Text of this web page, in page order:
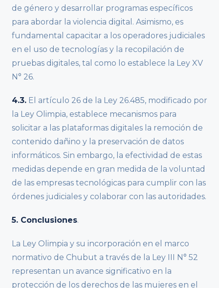
de género y desarrollar programas específicos
para abordar la violencia digital. Asimismo, es
fundamental capacitar a los operadores judiciales
en el uso de tecnologías y la recopilación de
pruebas digitales, tal como lo establece la Ley XV
N° 26.
4.3. El artículo 26 de la Ley 26.485, modificado por
la Ley Olimpia, establece mecanismos para
solicitar a las plataformas digitales la remoción de
contenido dañino y la preservación de datos
informáticos. Sin embargo, la efectividad de estas
medidas depende en gran medida de la voluntad
de las empresas tecnológicas para cumplir con las
órdenes judiciales y colaborar con las autoridades.
5. Conclusiones.
La Ley Olimpia y su incorporación en el marco
normativo de Chubut a través de la Ley III N° 52
representan un avance significativo en la
protección de los derechos de las mujeres en el